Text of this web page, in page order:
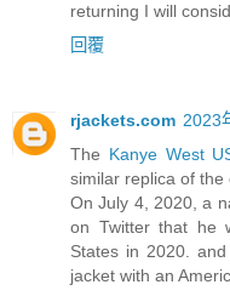
returning I will
回覆
rjackets.com 2023
The Kanye West
similar replica of the
On July 4, 2020, a
on Twitter that he
States in 2020.
jacket with an